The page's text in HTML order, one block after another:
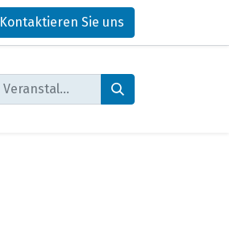
Kontaktieren Sie uns